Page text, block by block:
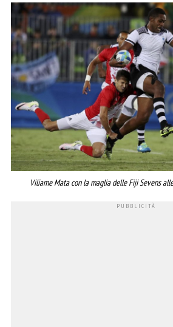
Viliame Mata con la maglia delle Fiji Sevens